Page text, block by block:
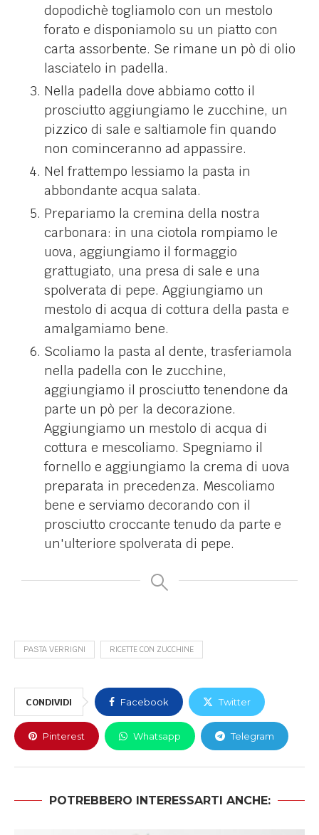
dopodichè togliamolo con un mestolo
forato e disponiamolo su un piatto con
carta assorbente. Se rimane un pò di olio
lasciatelo in padella.
Nella padella dove abbiamo cotto il
prosciutto aggiungiamo le zucchine, un
pizzico di sale e saltiamole fin quando
non cominceranno ad appassire.
Nel frattempo lessiamo la pasta in
abbondante acqua salata.
Prepariamo la cremina della nostra
carbonara: in una ciotola rompiamo le
uova, aggiungiamo il formaggio
grattugiato, una presa di sale e una
spolverata di pepe. Aggiungiamo un
mestolo di acqua di cottura della pasta e
amalgamiamo bene.
Scoliamo la pasta al dente, trasferiamola
nella padella con le zucchine,
aggiungiamo il prosciutto tenendone da
parte un pò per la decorazione.
Aggiungiamo un mestolo di acqua di
cottura e mescoliamo. Spegniamo il
fornello e aggiungiamo la crema di uova
preparata in precedenza. Mescoliamo
bene e serviamo decorando con il
prosciutto croccante tenudo da parte e
un'ulteriore spolverata di pepe.
PASTA VERRIGNI RICETTE CON ZUCCHINE
CONDIVIDI Facebook Twitter
Pinterest Whatsapp Telegram
POTREBBERO INTERESSARTI ANCHE: